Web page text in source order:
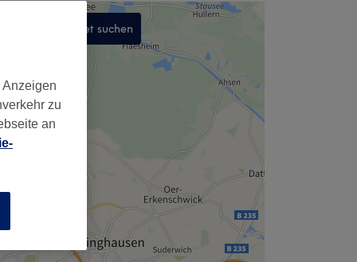
In diesem Gebiet suchen
zu
an